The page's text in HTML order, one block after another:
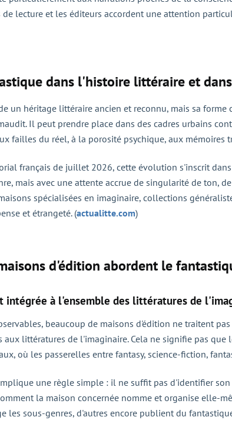
lecture et les éditeurs accordent une attention
dans l'histoire littéraire et
un héritage littéraire ancien et reconnu, mais sa
Il peut prendre place dans des cadres urbains
failles du réel, à la porosité psychique, aux
français de juillet 2026, cette évolution s'inscrit
mais avec une attente accrue de singularité de ton,
spécialisées en imaginaire, collections
et étrangeté. (actualitte.com)
d'édition abordent le
intégrée à l'ensemble des littératures de
beaucoup de maisons d'édition ne traitent
aux littératures de l'imaginaire. Cela ne signifie pas
où les passerelles entre fantasy, science-fiction,
une règle simple : il ne suffit pas d'identifier
la maison concernée nomme et organise elle-
les sous-genres, d'autres encore publient du